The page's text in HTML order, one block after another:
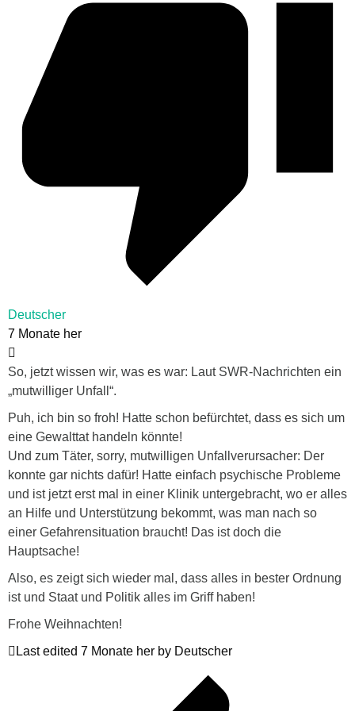
Deutscher
7 Monate her
So, jetzt wissen wir, was es war: Laut SWR-Nachrichten ein
„mutwilliger Unfall“.
Puh, ich bin so froh! Hatte schon befürchtet, dass es sich um
eine Gewalttat handeln könnte!
Und zum Täter, sorry, mutwilligen Unfallverursacher: Der
konnte gar nichts dafür! Hatte einfach psychische Probleme
und ist jetzt erst mal in einer Klinik untergebracht, wo er alles
an Hilfe und Unterstützung bekommt, was man nach so
einer Gefahrensituation braucht! Das ist doch die
Hauptsache!
Also, es zeigt sich wieder mal, dass alles in bester Ordnung
ist und Staat und Politik alles im Griff haben!
Frohe Weihnachten!
Last edited 7 Monate her by Deutscher